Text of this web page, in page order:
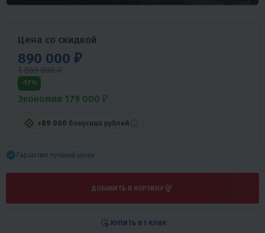
Гарантия лучшей цены
Цена со скидкой
890 000 ₽
1 069 000 ₽
-17%
Экономия 179 000 ₽
+89 000 бонусных рублей
ДОБАВИТЬ В КОРЗИНУ
КУПИТЬ В 1 КЛИК